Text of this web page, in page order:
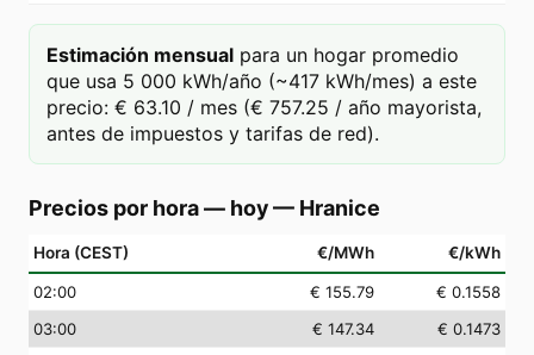
Estimación mensual para un hogar promedio
que usa 5 000 kWh/año (~417 kWh/mes) a este
precio: € 63.10 / mes (€ 757.25 / año mayorista,
antes de impuestos y tarifas de red).
Precios por hora — hoy— Hranice
Hora (CEST) €/MWh €/kWh
02:00 € 155.79
€ 0.1558
03:00 € 147.34
€ 0.1473